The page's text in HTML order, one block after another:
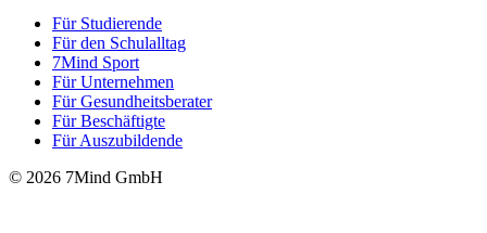
Für Stu­die­rende
Für den Schulalltag
7Mind Sport
Für Unter­neh­men
Für Gesund­heits­be­ra­ter
Für Beschäftigte
Für Auszubildende
© 2026 7Mind GmbH